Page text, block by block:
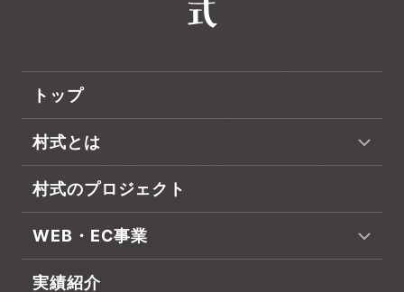
トップ
村式とは
村式のプロジェクト
WEB・EC事業
実績紹介